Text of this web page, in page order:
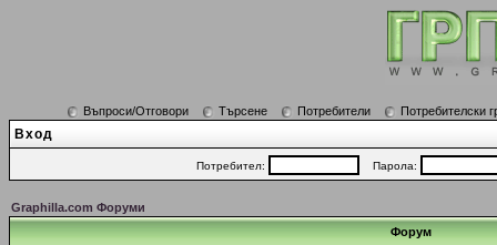
Въпроси/Отговори Търсене Потребители Потребителски
Вход
Потребител: Парола:
Graphilla.com Форуми
Форум